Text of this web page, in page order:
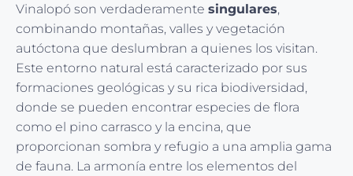
Vinalopó son verdaderamente singulares,
combinando montañas, valles y vegetación
autóctona que deslumbran a quienes los visitan.
Este entorno natural está caracterizado por sus
formaciones geológicas y su rica biodiversidad,
donde se pueden encontrar especies de flora
como el pino carrasco y la encina, que
proporcionan sombra y refugio a una amplia gama
de fauna. La armonía entre los elementos del